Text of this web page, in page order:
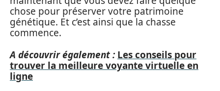
chose pour préserver votre patrimoine
génétique. Et c’est ainsi que la chasse
commence.
A découvrir également : Les conseils pour
trouver la meilleure voyante virtuelle en
ligne